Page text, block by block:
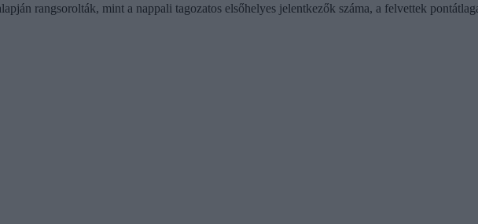
rangsorolták, mint a nappali tagozatos elsőhelyes jelentkezők száma, a felvettek